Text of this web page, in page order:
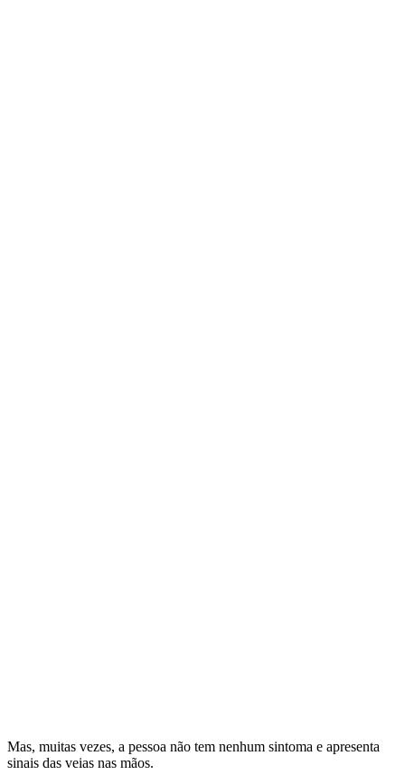
Mas, muitas vezes, a pessoa não tem nenhum sintoma e apresenta
sinais das veias nas mãos.